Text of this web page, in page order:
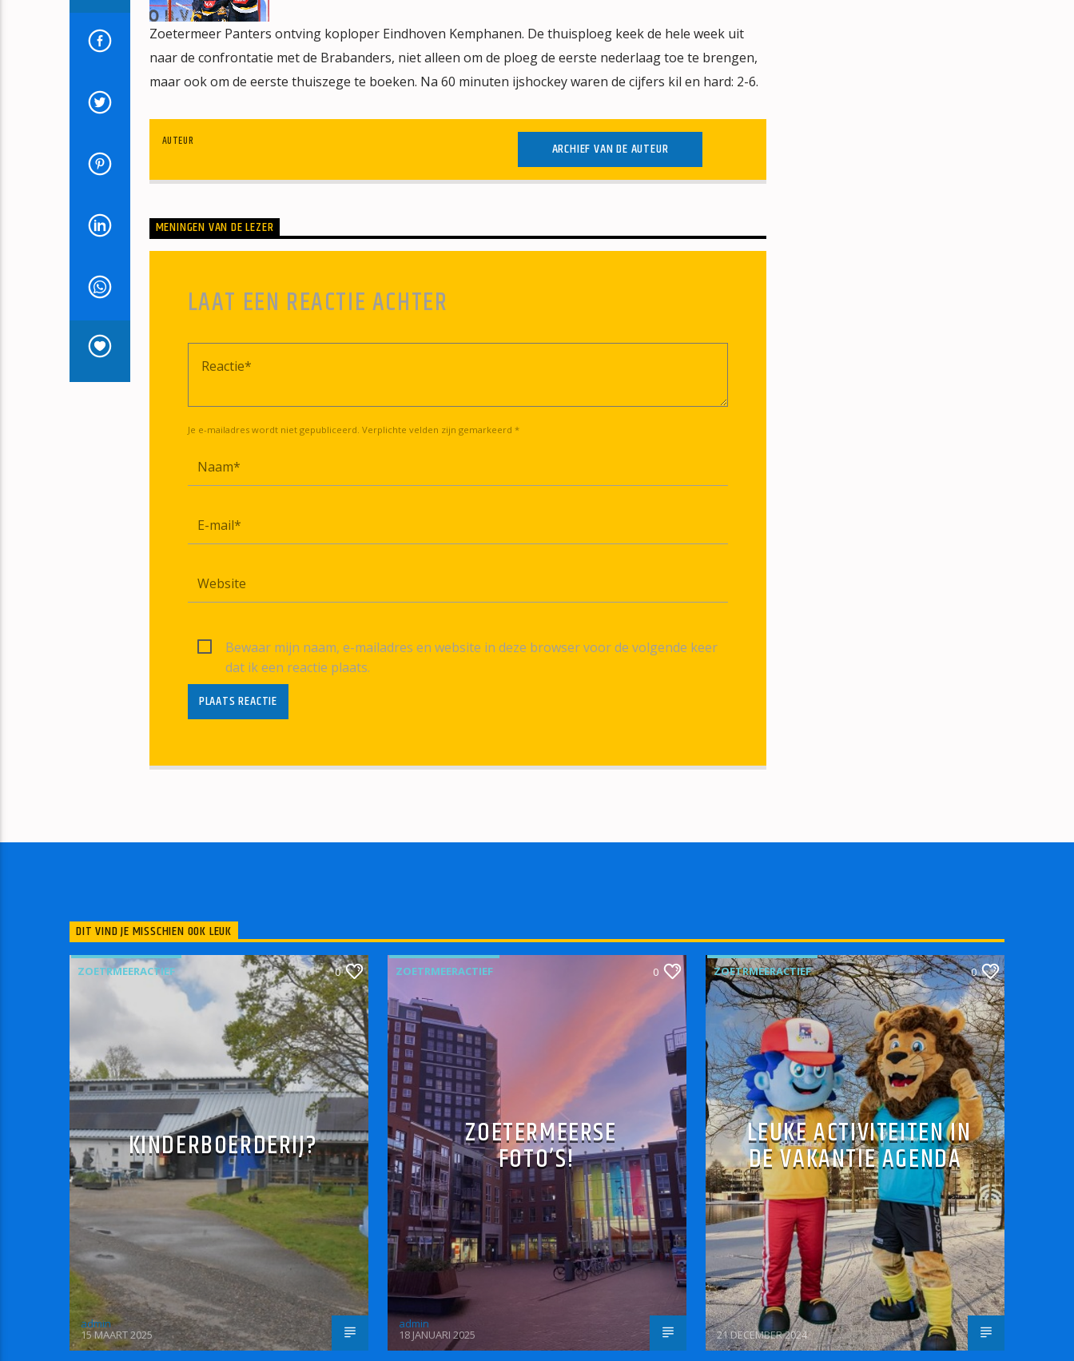
Zoetermeer Panters ontving koploper Eindhoven Kemphanen. De thuisploeg keek de hele week uit
naar de confrontatie met de Brabanders, niet alleen om de ploeg de eerste nederlaag toe te brengen,
maar ook om de eerste thuiszege te boeken. Na 60 minuten ijshockey waren de cijfers kil en hard: 2-6.
AUTEUR ARCHIEF VAN DE AUTEUR
MENINGEN VAN DE LEZER
LAAT EEN REACTIE ACHTER
Je e-mailadres wordt niet gepubliceerd. Verplichte velden zijn gemarkeerd *
Bewaar mijn naam, e-mailadres en website in deze browser voor de volgende keer
dat ik een reactie plaats.
DIT VIND JE MISSCHIEN OOK LEUK
ZOETRMEERACTIEF 0
KINDERBOERDERIJ?
admin
15 MAART 2025
ZOETRMEERACTIEF 0
ZOETERMEERSE
FOTO’S!
admin
18 JANUARI 2025
ZOETRMEERACTIEF 0
LEUKE ACTIVITEITEN IN
DE VAKANTIE AGENDA
21 DECEMBER 2024